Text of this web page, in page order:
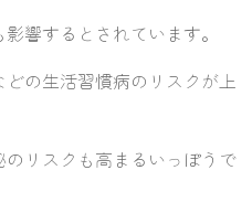
響するとされています。
の生活習慣病のリスクが上
リスクも高まるいっぽうで